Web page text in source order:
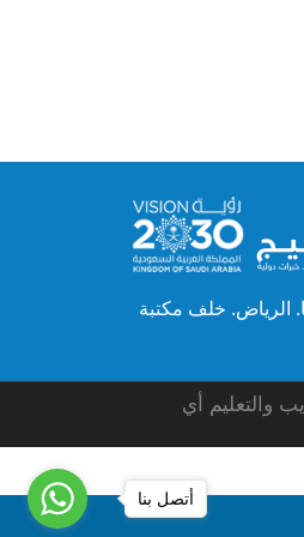
الرياض. خلف مكتبة
والتعليم أي
أتصل بنا